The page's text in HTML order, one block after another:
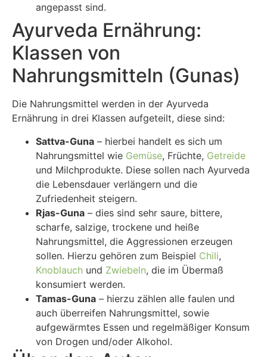
angepasst sind.
Ayurveda Ernährung:
Klassen von
Nahrungsmitteln (Gunas)
Die Nahrungsmittel werden in der Ayurveda
Ernährung in drei Klassen aufgeteilt, diese sind:
Sattva-Guna – hierbei handelt es sich um
Nahrungsmittel wie Gemüse, Früchte, Getreide
und Milchprodukte. Diese sollen nach Ayurveda
die Lebensdauer verlängern und die
Zufriedenheit steigern.
Rjas-Guna – dies sind sehr saure, bittere,
scharfe, salzige, trockene und heiße
Nahrungsmittel, die Aggressionen erzeugen
sollen. Hierzu gehören zum Beispiel Chili,
Knoblauch und Zwiebeln, die im Übermaß
konsumiert werden.
Tamas-Guna – hierzu zählen alle faulen und
auch überreifen Nahrungsmittel, sowie
aufgewärmtes Essen und regelmäßiger Konsum
von Drogen und/oder Alkohol.